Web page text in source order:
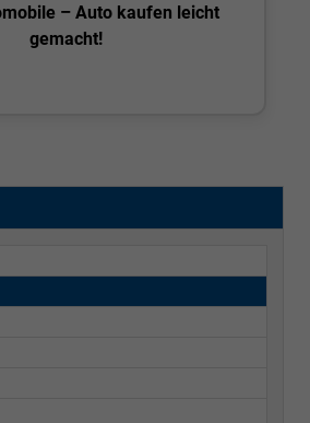
– Auto kaufen leicht
gemacht!